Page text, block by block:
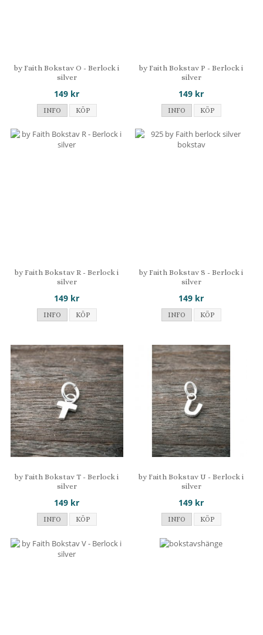
by Faith Bokstav O - Berlock i
silver
149 kr
INFO KÖP
by Faith Bokstav P - Berlock i
silver
149 kr
INFO KÖP
by Faith Bokstav R - Berlock i
silver
149 kr
INFO KÖP
by Faith Bokstav S - Berlock i
silver
149 kr
INFO KÖP
by Faith Bokstav T - Berlock i
silver
149 kr
INFO KÖP
by Faith Bokstav U - Berlock i
silver
149 kr
INFO KÖP